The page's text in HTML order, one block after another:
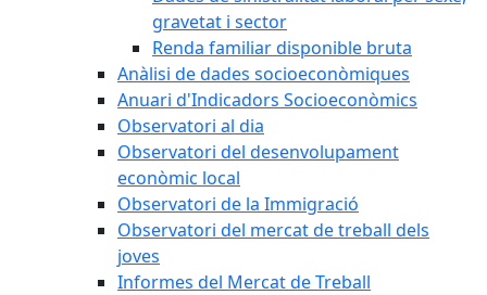
gravetat i sector
Renda familiar disponible bruta
Anàlisi de dades socioeconòmiques
Anuari d'Indicadors Socioeconòmics
Observatori al dia
Observatori del desenvolupament
econòmic local
Observatori de la Immigració
Observatori del mercat de treball dels
joves
Informes del Mercat de Treball